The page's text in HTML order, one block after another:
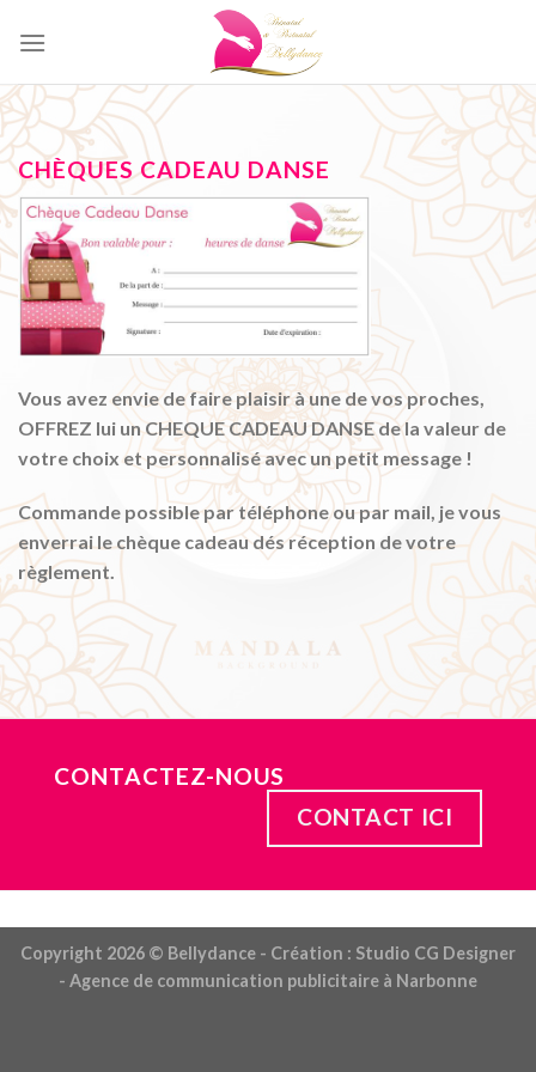
CHÈQUES CADEAU DANSE
Vous avez envie de faire plaisir à une de vos proches,
OFFREZ lui un CHEQUE CADEAU DANSE de la valeur de
votre choix et personnalisé avec un petit message !
Commande possible par téléphone ou par mail, je vous
enverrai le chèque cadeau dés réception de votre
règlement.
CONTACTEZ-NOUS
CONTACT ICI
Copyright 2026 © Bellydance - Création : Studio CG Designer
- Agence de communication publicitaire à Narbonne